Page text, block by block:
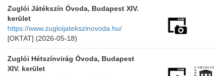
Zuglói Játékszín Óvoda, Budapest XIV.
kerület
https://www.zugloijatekszinovoda.hu/
[OKTAT] (2026-05-18)
Zuglói Hétszínvirág Óvoda, Budapest
XIV. kerület